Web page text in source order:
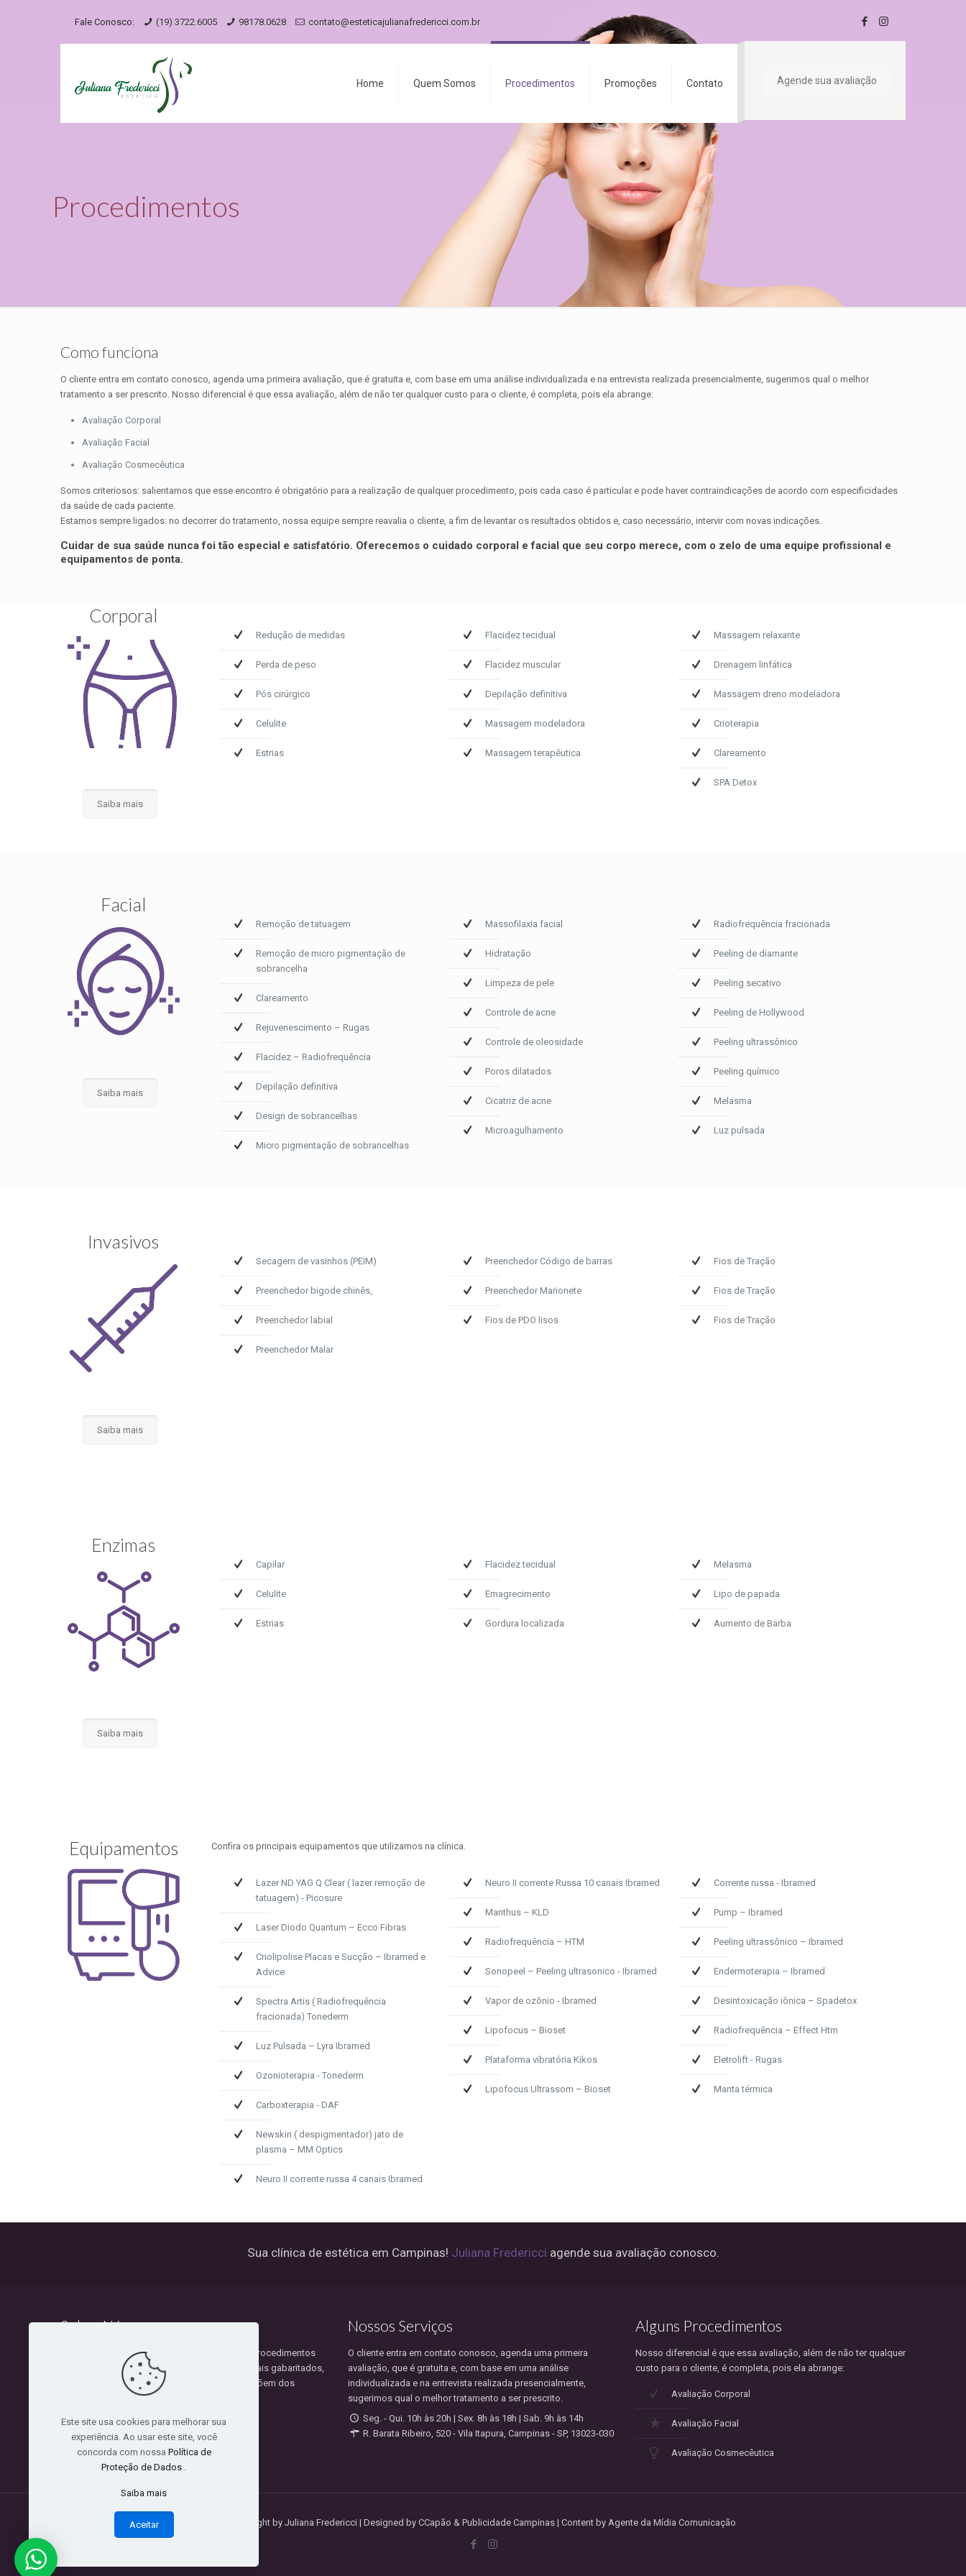
Fale Conosco: (19) 3722.6005 98178.0628 contato@esteticajulianafredericci.com.br
Home Quem Somos Procedimentos Promoções Contato Agende sua avaliação
Procedimentos
Como funciona
O cliente entra em contato conosco, agenda uma primeira avaliação, que é gratuita e, com base em uma análise individualizada e na entrevista realizada presencialmente, sugerimos qual o melhor
tratamento a ser prescrito. Nosso diferencial é que essa avaliação, além de não ter qualquer custo para o cliente, é completa, pois ela abrange:
Avaliação Corporal
Avaliação Facial
Avaliação Cosmecêutica
Somos criteriosos: salientamos que esse encontro é obrigatório para a realização de qualquer procedimento, pois cada caso é particular e pode haver contraindicações de acordo com especificidades
da saúde de cada paciente.
Estamos sempre ligados: no decorrer do tratamento, nossa equipe sempre reavalia o cliente, a fim de levantar os resultados obtidos e, caso necessário, intervir com novas indicações.
Cuidar de sua saúde nunca foi tão especial e satisfatório. Oferecemos o cuidado corporal e facial que seu corpo merece, com o zelo de uma equipe profissional e
equipamentos de ponta.
Corporal
Saiba mais
Redução de medidas
Perda de peso
Pós cirúrgico
Celulite
Estrias
Flacidez tecidual
Flacidez muscular
Depilação definitiva
Massagem modeladora
Massagem terapêutica
Massagem relaxante
Drenagem linfática
Massagem dreno modeladora
Crioterapia
Clareamento
SPA Detox
Facial
Saiba mais
Remoção de tatuagem
Remoção de micro pigmentação de
sobrancelha
Clareamento
Rejuvenescimento – Rugas
Flacidez – Radiofrequência
Depilação definitiva
Design de sobrancelhas
Micro pigmentação de sobrancelhas
Massofilaxia facial
Hidratação
Limpeza de pele
Controle de acne
Controle de oleosidade
Poros dilatados
Cicatriz de acne
Microagulhamento
Radiofrequência fracionada
Peeling de diamante
Peeling secativo
Peeling de Hollywood
Peeling ultrassônico
Peeling químico
Melasma
Luz pulsada
Invasivos
Saiba mais
Secagem de vasinhos (PEIM)
Preenchedor bigode chinês,
Preenchedor labial
Preenchedor Malar
Preenchedor Código de barras
Preenchedor Marionete
Fios de PDO lisos
Fios de Tração
Fios de Tração
Fios de Tração
Enzimas
Saiba mais
Capilar
Celulite
Estrias
Flacidez tecidual
Emagrecimento
Gordura localizada
Melasma
Lipo de papada
Aumento de Barba
Equipamentos Confira os principais equipamentos que utilizamos na clínica.
Lazer ND YAG Q Clear ( lazer remoção de
tatuagem) - Picosure
Laser Diodo Quantum – Ecco Fibras
Criolipolise Placas e Sucção – Ibramed e
Advice
Spectra Artis ( Radiofrequência
fracionada) Tonederm
Luz Pulsada – Lyra Ibramed
Ozonioterapia - Tonederm
Carboxterapia - DAF
Newskin ( despigmentador) jato de
plasma – MM Optics
Neuro II corrente russa 4 canais Ibramed
Neuro II corrente Russa 10 canais Ibramed
Manthus – KLD
Radiofrequência – HTM
Sonopeel – Peeling ultrasonico - Ibramed
Vapor de ozônio - Ibramed
Lipofocus – Bioset
Plataforma vibratória Kikos
Lipofocus Ultrassom – Bioset
Corrente russa - Ibramed
Pump – Ibramed
Peeling ultrassônico – Ibramed
Endermoterapia – Ibramed
Desintoxicação iônica – Spadetox
Radiofrequência – Effect Htm
Eletrolift - Rugas
Manta térmica
Sua clínica de estética em Campinas! Juliana Fredericci agende sua avaliação conosco.
Sobre Nós
Nosso trabalho é desenvolvido com base em procedimentos
assertivos e seguros, realizados por profissionais gabaritados,
que estão em constante atualização e que dispõem dos
equipamentos mais modernos do mercado.
Nossos Serviços
O cliente entra em contato conosco, agenda uma primeira
avaliação, que é gratuita e, com base em uma análise
individualizada e na entrevista realizada presencialmente,
sugerimos qual o melhor tratamento a ser prescrito.
Seg. - Qui. 10h às 20h | Sex. 8h às 18h | Sab. 9h às 14h
R. Barata Ribeiro, 520 - Vila Itapura, Campinas - SP, 13023-030
Alguns Procedimentos
Nosso diferencial é que essa avaliação, além de não ter qualquer
custo para o cliente, é completa, pois ela abrange:
Avaliação Corporal
Avaliação Facial
Avaliação Cosmecêutica
Copyright by Juliana Fredericci | Designed by CCapão & Publicidade Campinas | Content by Agente da Mídia Comunicação
Este site usa cookies para melhorar sua
experiência. Ao usar este site, você
concorda com nossa Política de
Proteção de Dados .
Saiba mais
Aceitar